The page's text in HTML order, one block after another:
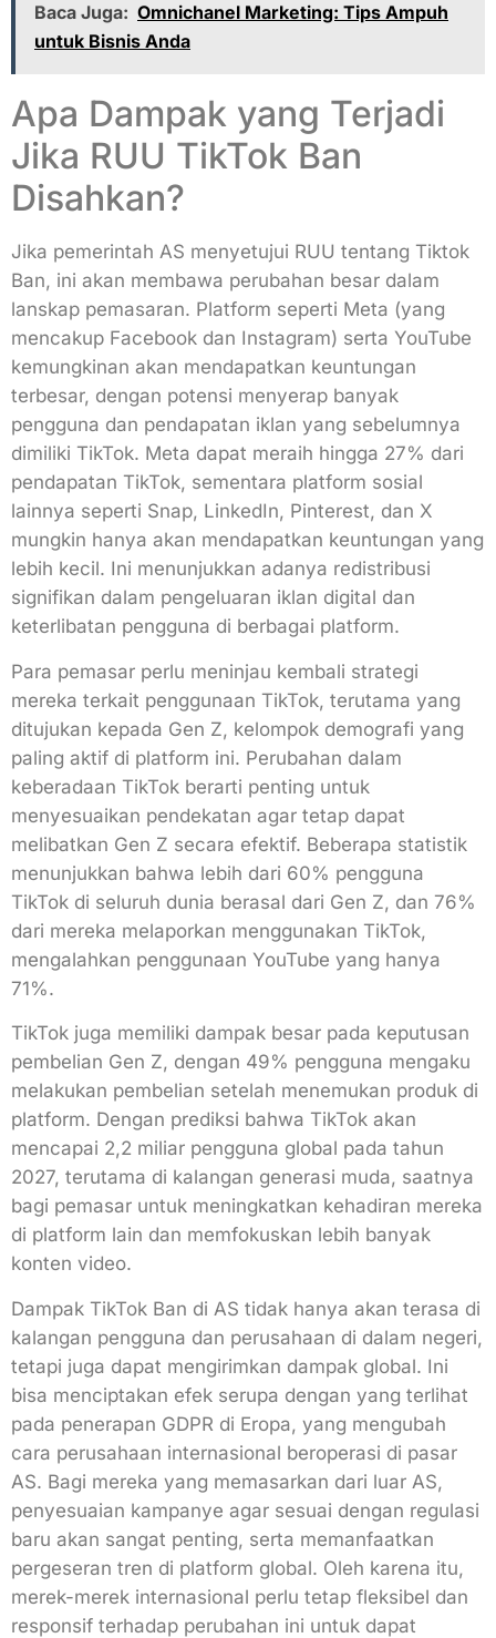
Baca Juga: Omnichanel Marketing: Tips Ampuh
untuk Bisnis Anda
Apa Dampak yang Terjadi
Jika RUU TikTok Ban
Disahkan?
Jika pemerintah AS menyetujui RUU tentang Tiktok
Ban, ini akan membawa perubahan besar dalam
lanskap pemasaran. Platform seperti Meta (yang
mencakup Facebook dan Instagram) serta YouTube
kemungkinan akan mendapatkan keuntungan
terbesar, dengan potensi menyerap banyak
pengguna dan pendapatan iklan yang sebelumnya
dimiliki TikTok. Meta dapat meraih hingga 27% dari
pendapatan TikTok, sementara platform sosial
lainnya seperti Snap, LinkedIn, Pinterest, dan X
mungkin hanya akan mendapatkan keuntungan yang
lebih kecil. Ini menunjukkan adanya redistribusi
signifikan dalam pengeluaran iklan digital dan
keterlibatan pengguna di berbagai platform.
Para pemasar perlu meninjau kembali strategi
mereka terkait penggunaan TikTok, terutama yang
ditujukan kepada Gen Z, kelompok demografi yang
paling aktif di platform ini. Perubahan dalam
keberadaan TikTok berarti penting untuk
menyesuaikan pendekatan agar tetap dapat
melibatkan Gen Z secara efektif. Beberapa statistik
menunjukkan bahwa lebih dari 60% pengguna
TikTok di seluruh dunia berasal dari Gen Z, dan 76%
dari mereka melaporkan menggunakan TikTok,
mengalahkan penggunaan YouTube yang hanya
71%.
TikTok juga memiliki dampak besar pada keputusan
pembelian Gen Z, dengan 49% pengguna mengaku
melakukan pembelian setelah menemukan produk di
platform. Dengan prediksi bahwa TikTok akan
mencapai 2,2 miliar pengguna global pada tahun
2027, terutama di kalangan generasi muda, saatnya
bagi pemasar untuk meningkatkan kehadiran mereka
di platform lain dan memfokuskan lebih banyak
konten video.
Dampak TikTok Ban di AS tidak hanya akan terasa di
kalangan pengguna dan perusahaan di dalam negeri,
tetapi juga dapat mengirimkan dampak global. Ini
bisa menciptakan efek serupa dengan yang terlihat
pada penerapan GDPR di Eropa, yang mengubah
cara perusahaan internasional beroperasi di pasar
AS. Bagi mereka yang memasarkan dari luar AS,
penyesuaian kampanye agar sesuai dengan regulasi
baru akan sangat penting, serta memanfaatkan
pergeseran tren di platform global. Oleh karena itu,
merek-merek internasional perlu tetap fleksibel dan
responsif terhadap perubahan ini untuk dapat